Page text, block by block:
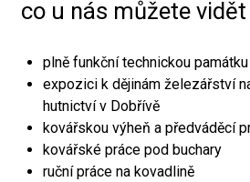
co u nás můžete
plně funkční technickou
expozici k dějinám železářství
hutnictví v Dobřívě
kovářskou výheň a předváděcí
kovářské práce pod buchary
ruční práce na kovadlině